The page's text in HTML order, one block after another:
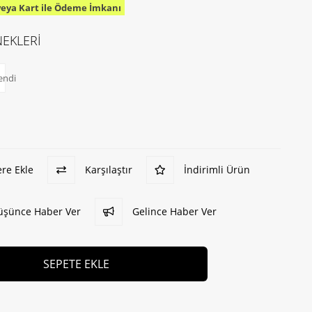
Kart ile Ödeme İmkanı
Ekle Karşılaştır İndirimli Ürün
Haber Ver Gelince Haber Ver